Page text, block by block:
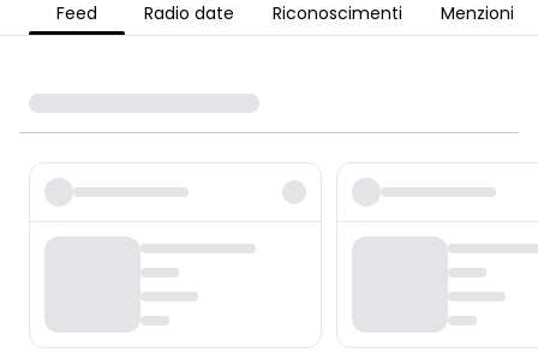
Feed Radio date Riconoscimenti Menzioni